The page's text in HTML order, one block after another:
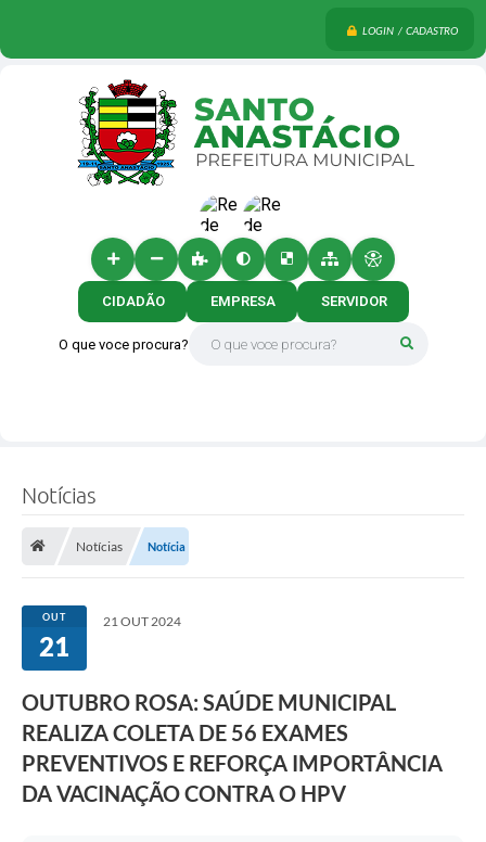
LOGIN / CADASTRO
O que voce procura?
CIDADÃO EMPRESA SERVIDOR
Notícias
Notícias Notícia
OUT
21
21 OUT 2024
OUTUBRO ROSA: SAÚDE MUNICIPAL
REALIZA COLETA DE 56 EXAMES
PREVENTIVOS E REFORÇA IMPORTÂNCIA
DA VACINAÇÃO CONTRA O HPV